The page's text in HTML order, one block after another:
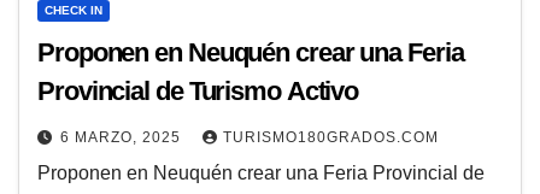
CHECK IN
Proponen en Neuquén crear una Feria
Provincial de Turismo Activo
6 MARZO, 2025 TURISMO180GRADOS.COM
Proponen en Neuquén crear una Feria Provincial de